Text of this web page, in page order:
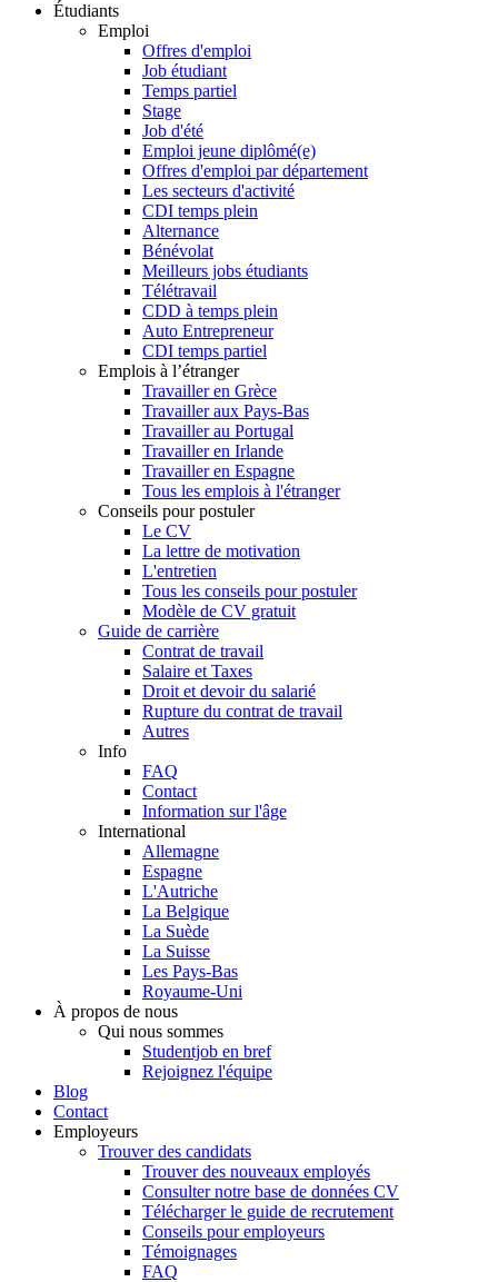
Étudiants
Emploi
Offres d'emploi
Job étudiant
Temps partiel
Stage
Job d'été
Emploi jeune diplômé(e)
Offres d'emploi par département
Les secteurs d'activité
CDI temps plein
Alternance
Bénévolat
Meilleurs jobs étudiants
Télétravail
CDD à temps plein
Auto Entrepreneur
CDI temps partiel
Emplois à l’étranger
Travailler en Grèce
Travailler aux Pays-Bas
Travailler au Portugal
Travailler en Irlande
Travailler en Espagne
Tous les emplois à l'étranger
Conseils pour postuler
Le CV
La lettre de motivation
L'entretien
Tous les conseils pour postuler
Modèle de CV gratuit
Guide de carrière
Contrat de travail
Salaire et Taxes
Droit et devoir du salarié
Rupture du contrat de travail
Autres
Info
FAQ
Contact
Information sur l'âge
International
Allemagne
Espagne
L'Autriche
La Belgique
La Suède
La Suisse
Les Pays-Bas
Royaume-Uni
À propos de nous
Qui nous sommes
Studentjob en bref
Rejoignez l'équipe
Blog
Contact
Employeurs
Trouver des candidats
Trouver des nouveaux employés
Consulter notre base de données CV
Télécharger le guide de recrutement
Conseils pour employeurs
Témoignages
FAQ